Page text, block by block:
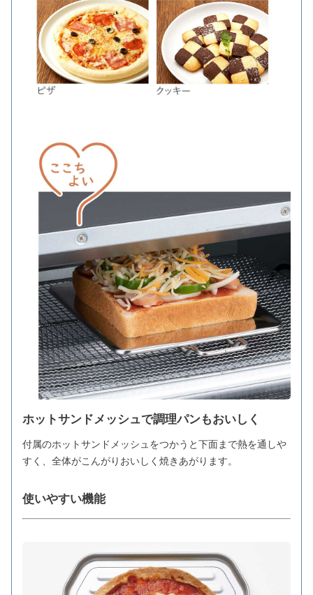
ホットサンドメッシュで調理パンもおいしく
付属のホットサンドメッシュをつかうと下面まで熱を通しや
すく、全体がこんがりおいしく焼きあがります。
使いやすい機能